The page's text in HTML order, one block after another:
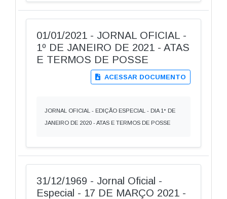
01/01/2021 - JORNAL OFICIAL -
1º DE JANEIRO DE 2021 - ATAS
E TERMOS DE POSSE
ACESSAR DOCUMENTO
JORNAL OFICIAL - EDIÇÃO ESPECIAL - DIA 1° DE
JANEIRO DE 2020 - ATAS E TERMOS DE POSSE
31/12/1969 - Jornal Oficial -
Especial - 17 DE MARÇO 2021 -